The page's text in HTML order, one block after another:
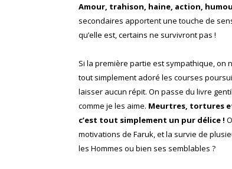
Amour, trahison, haine, action,
secondaires apportent une touche de
qu’elle est, certains ne survivront pas !
Si la première partie est sympathique, on
tout simplement adoré les courses
laisser aucun répit. On passe du livre
comme je les aime. Meurtres, tortures
c’est tout simplement un pur délice !
motivations de Faruk, et la survie de
les Hommes ou bien ses semblables ?